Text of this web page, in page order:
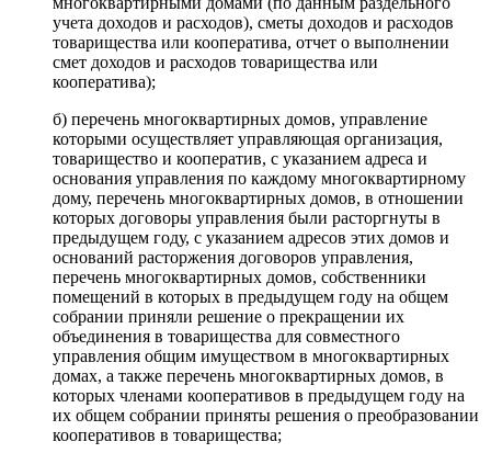
учета доходов и расходов), сметы доходов и расходов
товарищества или кооператива, отчет о выполнении
смет доходов и расходов товарищества или
кооператива);
б) перечень многоквартирных домов, управление
которыми осуществляет управляющая организация,
товарищество и кооператив, с указанием адреса и
основания управления по каждому многоквартирному
дому, перечень многоквартирных домов, в отношении
которых договоры управления были расторгнуты в
предыдущем году, с указанием адресов этих домов и
оснований расторжения договоров управления,
перечень многоквартирных домов, собственники
помещений в которых в предыдущем году на общем
собрании приняли решение о прекращении их
объединения в товарищества для совместного
управления общим имуществом в многоквартирных
домах, а также перечень многоквартирных домов, в
которых членами кооперативов в предыдущем году на
их общем собрании приняты решения о преобразовании
кооперативов в товарищества;